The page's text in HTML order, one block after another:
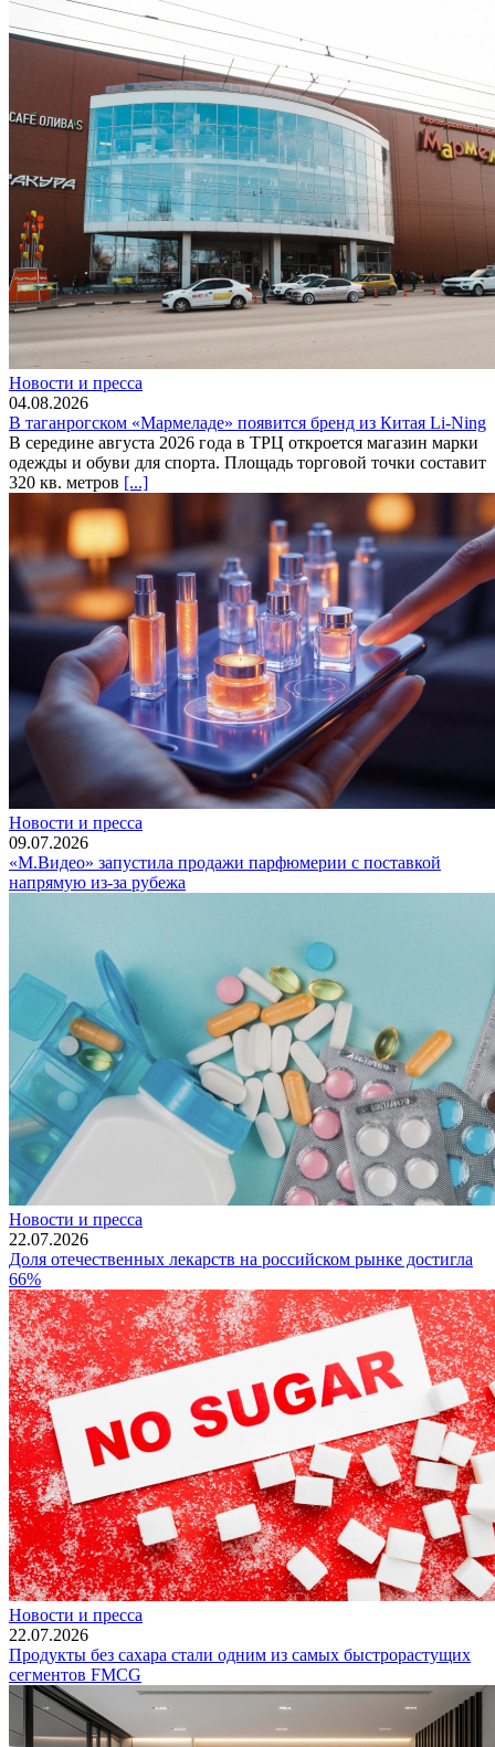
Новости и пресса
04.08.2026
В таганрогском «Мармеладе» появится бренд из Китая Li-Ning
В середине августа 2026 года в ТРЦ откроется магазин марки
одежды и обуви для спорта. Площадь торговой точки составит
320 кв. метров [...]
Новости и пресса
09.07.2026
«М.Видео» запустила продажи парфюмерии с поставкой
напрямую из-за рубежа
Новости и пресса
22.07.2026
Доля отечественных лекарств на российском рынке достигла
66%
Новости и пресса
22.07.2026
Продукты без сахара стали одним из самых быстрорастущих
сегментов FMCG